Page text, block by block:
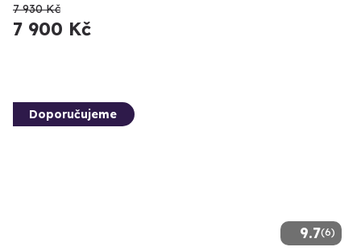
7 930 Kč
7 900 Kč
9.7(6)
Doporučujeme